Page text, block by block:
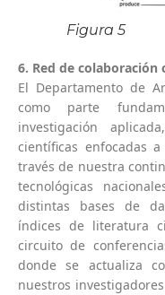
Figura 5
6. Red de
El Departamento de
como parte
investigación
científicas enfocadas
través de nuestra
tecnológicas
distintas bases de
índices de literatura
circuito de
donde se actualiza
nuestros